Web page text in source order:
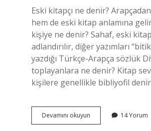
Eski kitapçı ne denir?
hem de eski kitap anlamına
kişiye ne denir? Sahaf, eski
adlandırılır, diğer yazımları
yazdığı Türkçe-Arapça sözlük
toplayanlara ne denir? Kitap
kişilere genellikle bibliyofil
Devamını okuyun
Kitapçılar
14 Yorum